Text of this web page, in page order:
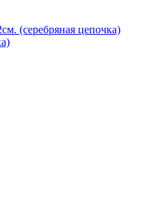
(серебряная цепочка)